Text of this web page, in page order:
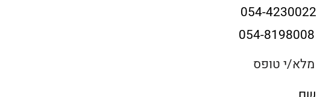
054-4230022
054-8198008
מלא/י טופס